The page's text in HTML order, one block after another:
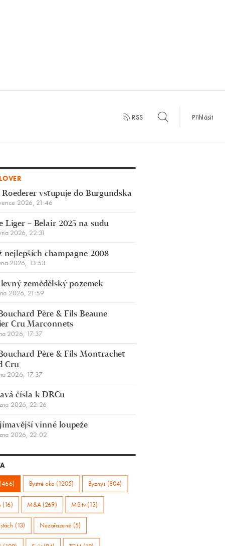
RSS Přihlásit
Roederer vstupuje do Burgundska
2026, 21:46
Liger – Belair 2025 na sudu
2026, 22:31
nejlepších champagne 2008
2026, 13:53
zemědělský pozemek
2026, 21:59
Père & Fils Beaune
Cru Marconnets
2026, 17:37
Père & Fils Montrachet
Cru
2026, 17:37
čísla k DRCu
2026, 22:26
vinné loupeže
2026, 22:02
Bystré oko (1205) Byznys (804)
(16) M&A (269) MS.tv (13)
(13) Nezařazené (5)